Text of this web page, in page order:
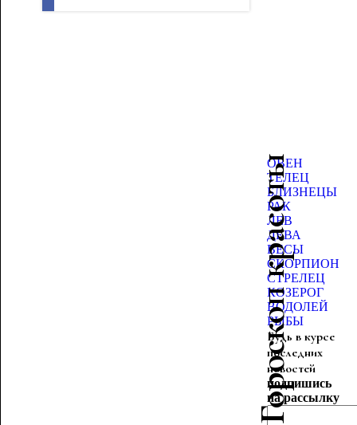
Гороскоп красоты
ОВЕН
ТЕЛЕЦ
БЛИЗНЕЦЫ
РАК
ЛЕВ
ДЕВА
ВЕСЫ
СКОРПИОН
СТРЕЛЕЦ
КОЗЕРОГ
ВОДОЛЕЙ
РЫБЫ
Будь в курсе
последних
новостей
подпишись
на рассылку